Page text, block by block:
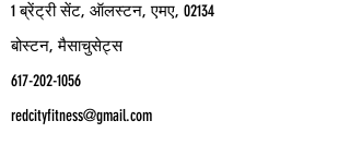
1 ब्रेंट्री सेंट, ऑलस्टन, एमए, 02134
बोस्टन, मैसाचुसेट्स
617-202-1056
redcityfitness@gmail.com